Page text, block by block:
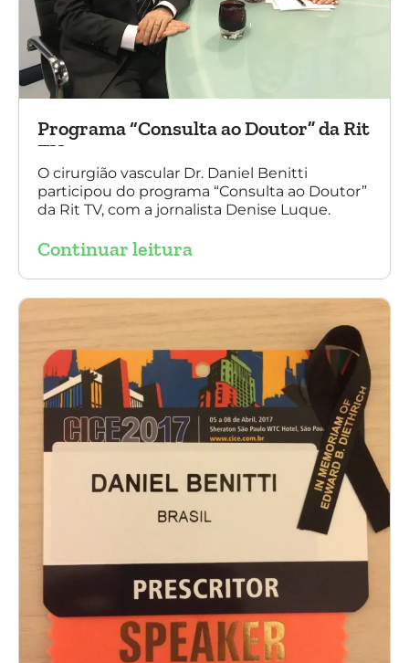
Programa “Consulta ao Doutor” da Rit
TV
O cirurgião vascular Dr. Daniel Benitti
participou do programa “Consulta ao Doutor”
da Rit TV, com a jornalista Denise Luque.
Continuar leitura